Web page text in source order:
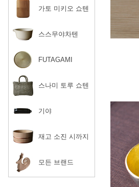
가토 미키오 쇼텐
스스무야차텐
FUTAGAMI
스나미 토루 쇼텐
기야
재고 소진 시까지
모든 브랜드